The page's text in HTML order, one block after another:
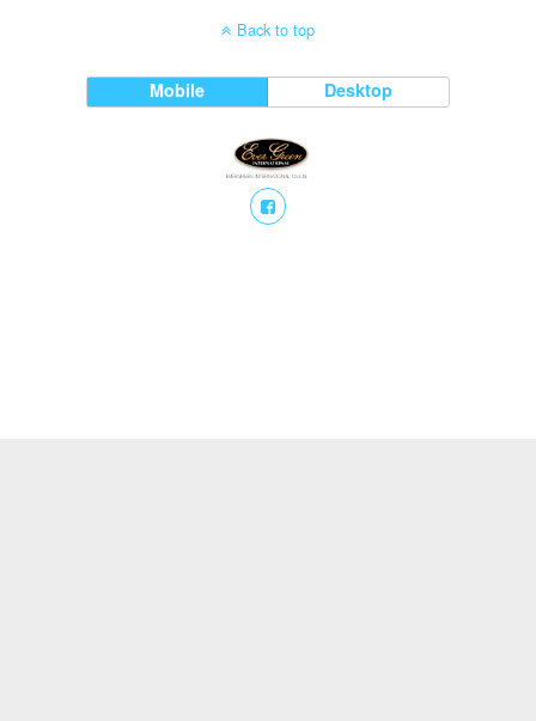
Back to top
Mobile Desktop